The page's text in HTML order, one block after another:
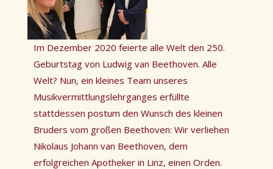
Im Dezember 2020 feierte alle Welt den 250.
Geburtstag von Ludwig van Beethoven. Alle
Welt? Nun, ein kleines Team unseres
Musikvermittlungslehrganges erfüllte
stattdessen postum den Wunsch des kleinen
Bruders vom großen Beethoven: Wir verliehen
Nikolaus Johann van Beethoven, dem
erfolgreichen Apotheker in Linz, einen Orden.